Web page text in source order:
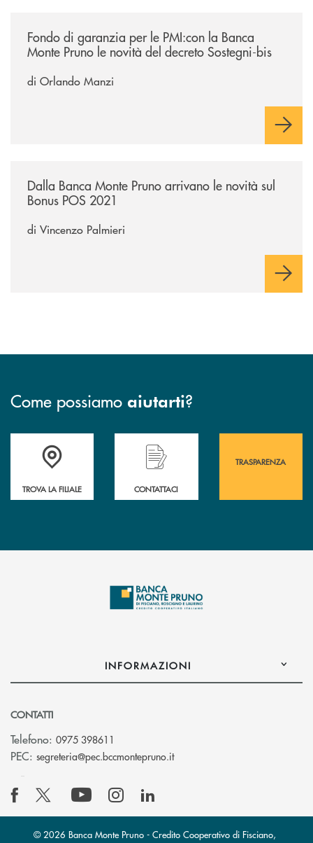
Fondo di garanzia per le PMI:con la Banca
Monte Pruno le novità del decreto Sostegni-bis
di Orlando Manzi
Dalla Banca Monte Pruno arrivano le novità sul
Bonus POS 2021
di Vincenzo Palmieri
Come possiamo aiutarti?
Accedi all' elenco completo&nbsp; delle&nbsp; filiali&nbsp; di Banca
TROVA LA FILIALE
Hai bisogno di assistenza immediata?
CONTATTACI
TRASPARENZA
INFORMAZIONI
CONTATTI
Telefono: 0975 398611
PEC: segreteria@pec.bccmontepruno.it(si apre l’app di posta
© 2026 Banca Monte Pruno - Credito Cooperativo di Fisciano,